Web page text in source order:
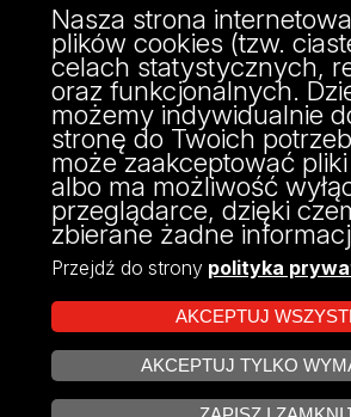
Uniwersytetu Łódzkiego
ul. Matejki 22/26
90-237 Łódź
tel: 42 635 51 22
NIP 724 000 32 43
Projekt Multiportalu UŁ współfinansowany z
ramach konkursu NCBR
Nasza strona
plików cookies (tzw.
celach statystycznych,
oraz funkcjonalnych.
możemy indywidualnie
stronę do Twoich
może zaakceptować
albo ma możliwość
przeglądarce, dzięki
zbierane żadne
Przejdź do strony polityka
AKCEPTUJ
AKCEPTUJ TYLKO
ZARZĄDZAJ COOKIES